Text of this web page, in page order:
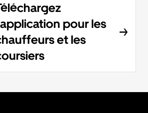
pour les
et les